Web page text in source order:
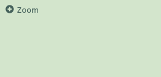
Zoom